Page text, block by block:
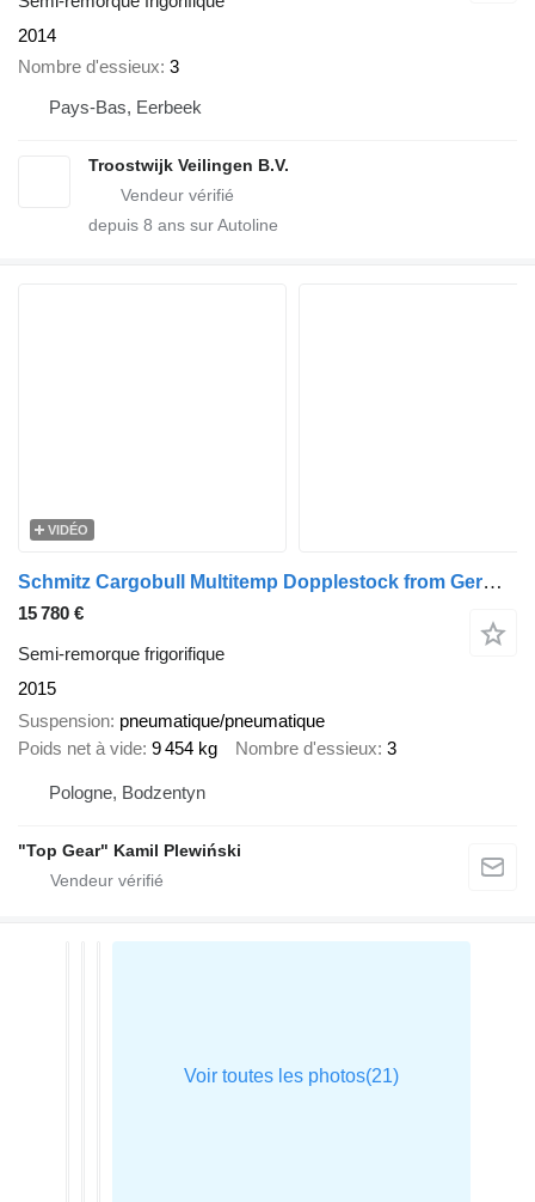
2014
Nombre d'essieux 3
Pays-Bas, Eerbeek
Troostwijk Veilingen B.V.
depuis 8 ans sur Autoline
VIDÉO
Schmitz Cargobull Multitemp Dopplestock from Germany Lift axle 2015
15 780 €
Semi-remorque frigorifique
2015
Suspension pneumatique/pneumatique
Poids net à vide 9 454 kg Nombre d'essieux 3
Pologne, Bodzentyn
"Top Gear" Kamil Plewiński